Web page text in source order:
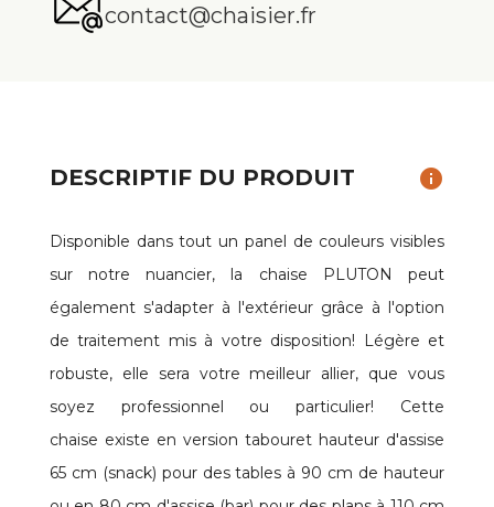
contact@chaisier.fr
DESCRIPTIF DU PRODUIT info
Disponible dans tout un panel de couleurs visibles
sur notre nuancier, la chaise PLUTON peut
également s'adapter à l'extérieur grâce à l'option
de traitement mis à votre disposition! Légère et
robuste, elle sera votre meilleur allier, que vous
soyez professionnel ou particulier! Cette
chaise existe en version tabouret hauteur d'assise
65 cm (snack) pour des tables à 90 cm de hauteur